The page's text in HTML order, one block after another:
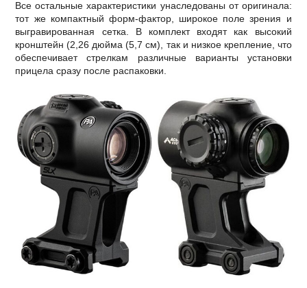
Все остальные характеристики унаследованы от оригинала:
тот же компактный форм-фактор, широкое поле зрения и
выгравированная сетка. В комплект входят как высокий
кронштейн (2,26 дюйма (5,7 см), так и низкое крепление, что
обеспечивает стрелкам различные варианты установки
прицела сразу после распаковки.